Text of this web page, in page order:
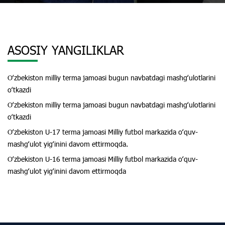
ASOSIY YANGILIKLAR
Oʻzbekiston milliy terma jamoasi bugun navbatdagi mashgʻulotlarini
oʻtkazdi
Oʻzbekiston milliy terma jamoasi bugun navbatdagi mashgʻulotlarini
oʻtkazdi
Oʻzbekiston U-17 terma jamoasi Milliy futbol markazida oʻquv-
mashgʻulot yigʻinini davom ettirmoqda.
Oʻzbekiston U-16 terma jamoasi Milliy futbol markazida oʻquv-
mashgʻulot yigʻinini davom ettirmoqda